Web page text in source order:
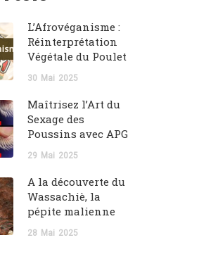
L’Afrovéganisme :
Réinterprétation
Végétale du Poulet
30 Mai 2025
Maîtrisez l’Art du
Sexage des
Poussins avec APG
29 Mai 2025
A la découverte du
Wassachiè, la
pépite malienne
28 Mai 2025